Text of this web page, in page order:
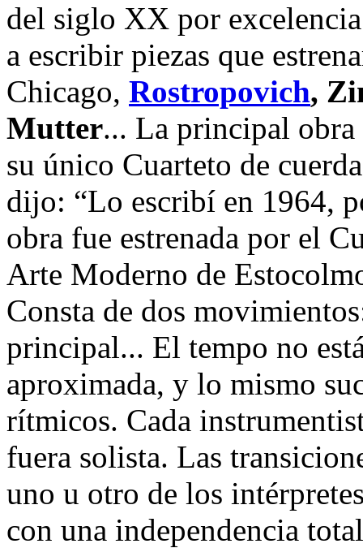
del siglo XX por
a escribir piezas que
Chicago, Rostropovich,
Mutter... La principal obra
su único Cuarteto de
dijo: “Lo escribí en 1964,
obra fue estrenada por el
Arte Moderno de
Consta de dos
principal... El tempo no
aproximada, y lo mismo
rítmicos. Cada
fuera solista. Las
uno u otro de los
con una independencia